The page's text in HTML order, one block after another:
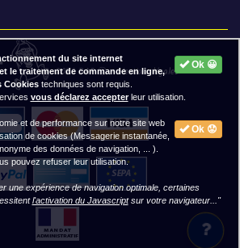
2020 BAP ⓒ - Mentions légales
Ok 😀
du site internet
le traitement de commande en ligne,
Cookiestechniques sont requis.
vous déclarez accepterleur utilisation.
Ok 😟
et de performance sur notre site web
de cookies (Messagerie instantanée,
des données de navigation, ... ).
pouvez refuser leur utilisation.
une expérience de navigation optimale, certaines
l'activation du Javascriptsur votre navigateur..."